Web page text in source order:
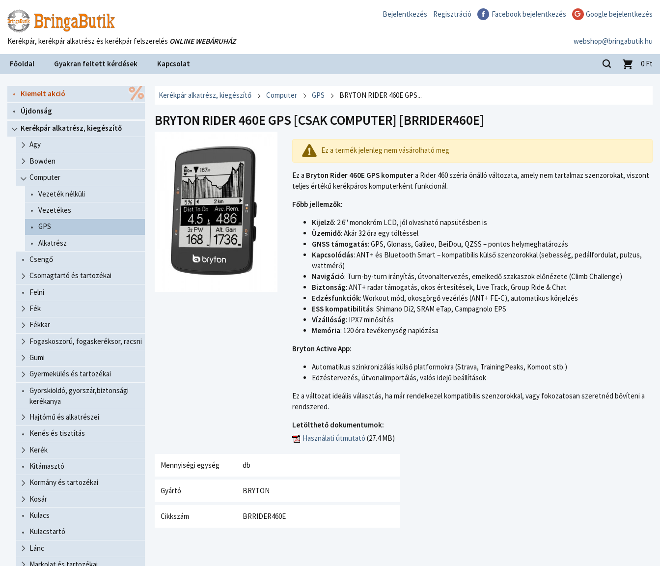
Bejelentkezés Regisztráció Facebook bejelentkezés Google bejelentkezés
webshop@bringabutik.hu
Kerékpár, kerékpár alkatrész és kerékpár felszerelés ONLINE WEBÁRUHÁZ
Főoldal Gyakran feltett kérdések Kapcsolat 0 Ft
Kiemelt akció
Újdonság
Kerékpár alkatrész, kiegészítő
Agy
Bowden
Computer
Vezeték nélküli
Vezetékes
GPS
Alkatrész
Csengő
Csomagtartó és tartozékai
Felni
Fék
Fékkar
Fogaskoszorú, fogaskeréksor, racsni
Gumi
Gyermekülés és tartozékai
Gyorskioldó, gyorszár,biztonsági
kerékanya
Hajtómű és alkatrészei
Kenés és tisztítás
Kerék
Kitámasztó
Kormány és tartozékai
Kosár
Kulacs
Kulacstartó
Lánc
Kerékpár alkatrész, kiegészítő Computer GPS BRYTON RIDER 460E GPS...
BRYTON RIDER 460E GPS [CSAK COMPUTER] [BRRIDER460E]
Ez a termék jelenleg nem vásárolható meg
Ez a Bryton Rider 460E GPS komputera Rider 460 széria önálló változata, amely nem tartalmaz szenzorokat, viszont
teljes értékű kerékpáros komputerként funkcionál.
Főbb jellemzők:
Kijelző: 2.6" monokróm LCD, jól olvasható napsütésben is
Üzemidő: Akár 32 óra egy töltéssel
GNSS támogatás: GPS, Glonass, Galileo, BeiDou, QZSS – pontos helymeghatározás
Kapcsolódás: ANT+ és Bluetooth Smart – kompatibilis külső szenzorokkal (sebesség, pedálfordulat, pulzus,
wattmérő)
Navigáció: Turn-by-turn irányítás, útvonaltervezés, emelkedő szakaszok előnézete (Climb Challenge)
Biztonság: ANT+ radar támogatás, okos értesítések, Live Track, Group Ride & Chat
Edzésfunkciók: Workout mód, okosgörgő vezérlés (ANT+ FE-C), automatikus körjelzés
ESS kompatibilitás: Shimano Di2, SRAM eTap, Campagnolo EPS
Vízállóság: IPX7 minősítés
Memória: 120 óra tevékenység naplózása
Bryton Active App:
Automatikus szinkronizálás külső platformokra (Strava, TrainingPeaks, Komoot stb.)
Edzéstervezés, útvonalimportálás, valós idejű beállítások
Ez a változat ideális választás, ha már rendelkezel kompatibilis szenzorokkal, vagy fokozatosan szeretnéd bővíteni a
rendszered.
Letölthető dokumentumok:
Használati útmutató (27.4 MB)
Mennyiségi egység db
Gyártó BRYTON
Cikkszám BRRIDER460E